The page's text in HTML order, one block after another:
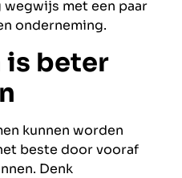
wegwijs met een paar
onderneming.
is beter
kunnen worden
beste door vooraf
Denk